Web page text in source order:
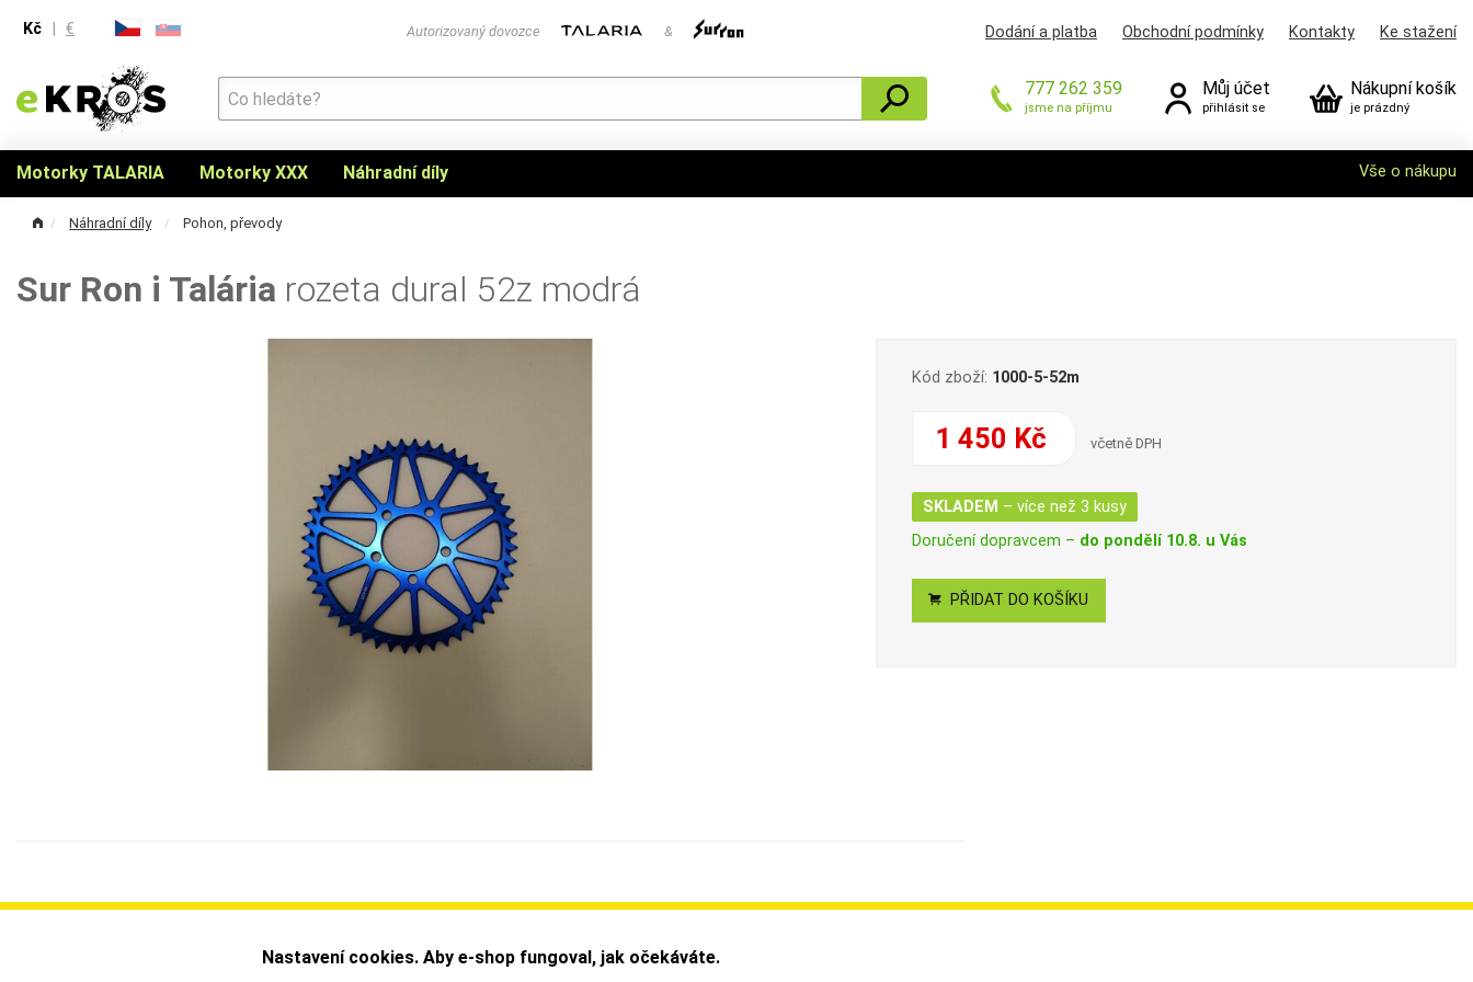
Kč € Autorizovaný dovozce & Dodání a platba Obchodní podmínky Kontakty Ke stažení
777 262 359
jsme na příjmu
Můj účet
přihlásit se
Nákupní košík
je prázdný
Motorky TALARIA Motorky XXX Náhradní díly Vše o nákupu
Náhradní díly Pohon, převody
Sur Ron i Talária rozeta dural 52z modrá
Kód zboží: 1000-5-52m
1 450 Kč včetně DPH
SKLADEM – více než 3 kusy
Doručení dopravcem – do pondělí 10.8. u Vás
PŘIDAT DO KOŠÍKU
Nastavení cookies. Aby e-shop fungoval, jak očekáváte.